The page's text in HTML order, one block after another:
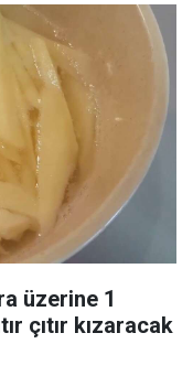
üzerine 1
çıtır kızaracak